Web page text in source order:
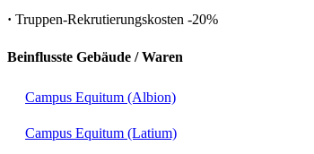
· Truppen-Rekrutierungskosten -20%
Beinflusste Gebäude / Waren
Campus Equitum (Albion)
Campus Equitum (Latium)